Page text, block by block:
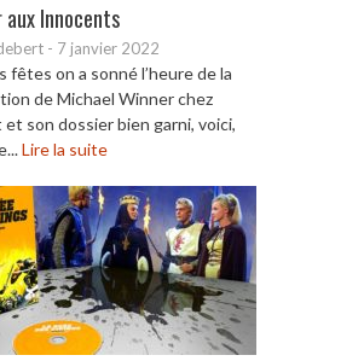
Innocents
- 7 janvier 2022
fêtes on a sonné l’heure de la
de Michael Winner chez
et son dossier bien garni, voici,
Lire la suite